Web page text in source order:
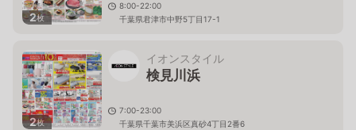
2枚
8:00-22:00
千葉県君津市中野5丁目17-1
2枚
イオンスタイル
検見川浜
7:00-23:00
千葉県千葉市美浜区真砂4丁目2番6